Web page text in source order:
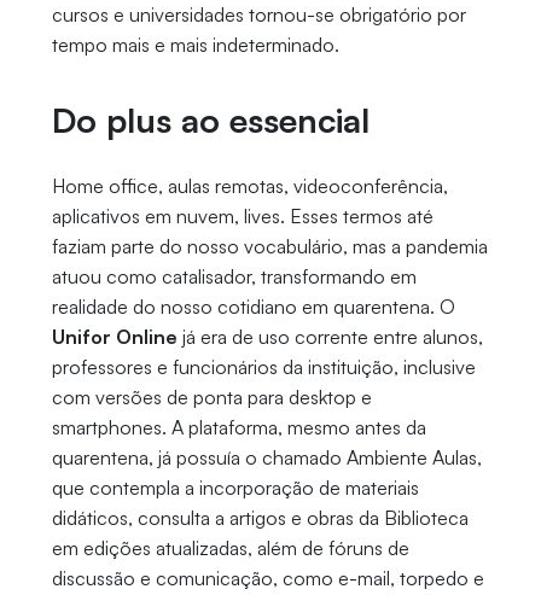
cursos e universidades tornou-se obrigatório por
tempo mais e mais indeterminado.
Do plus ao essencial
Home office, aulas remotas, videoconferência,
aplicativos em nuvem, lives. Esses termos até
faziam parte do nosso vocabulário, mas a pandemia
atuou como catalisador, transformando em
realidade do nosso cotidiano em quarentena. O
Unifor Online já era de uso corrente entre alunos,
professores e funcionários da instituição, inclusive
com versões de ponta para desktop e
smartphones. A plataforma, mesmo antes da
quarentena, já possuía o chamado Ambiente Aulas,
que contempla a incorporação de materiais
didáticos, consulta a artigos e obras da Biblioteca
em edições atualizadas, além de fóruns de
discussão e comunicação, como e-mail, torpedo e